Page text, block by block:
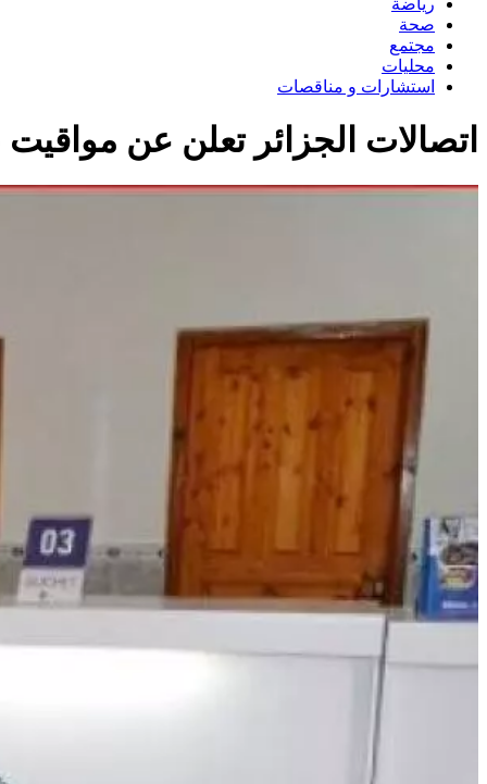
رياضة
صحة
مجتمع
محليات
استشارات و مناقصات
اتصالات الجزائر تعلن عن مواقيت